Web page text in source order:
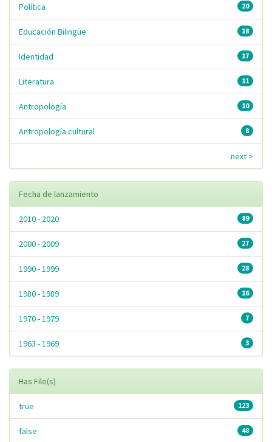
20
Política
18
Educación Bilingüe
17
Identidad
11
Literatura
10
Antropología
8
Antropología cultural
next >
Fecha de lanzamiento
89
2010 - 2020
27
2000 - 2009
28
1990 - 1999
16
1980 - 1989
7
1970 - 1979
3
1963 - 1969
Has File(s)
123
true
48
false